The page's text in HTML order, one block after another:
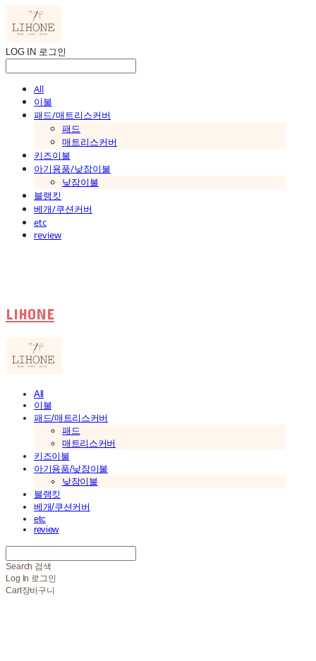
LOG IN 로그인
All
이불
패드/매트리스커버
패드
매트리스커버
키즈이불
아기용품/낮잠이불
낮잠이불
블랭킷
베개/쿠션커버
etc
review
LIHONE
All
이불
패드/매트리스커버
패드
매트리스커버
키즈이불
아기용품/낮잠이불
낮잠이불
블랭킷
베개/쿠션커버
etc
review
Search 검색
Log In 로그인
Cart장바구니